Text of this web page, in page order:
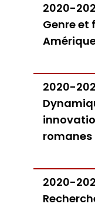
2020-
Genre et
2020-
romanes
2020-